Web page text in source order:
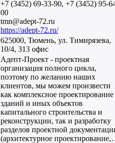
+7 (3452) 69-33-90, +7 (3452) 95-
00
tmn@adept-72.ru
https://adept-72.ru/
625000, Тюмень, ул. Тимирязева,
10/4, 313 офис
Адепт-Проект - проектная
организация полного цикла,
поэтому по желанию наших
клиентов, мы можем произвести
как комплексное проектирование
зданий и иных объектов
капитального строительства и
реконструкции, так и разработку
разделов проектной
(архитектурное